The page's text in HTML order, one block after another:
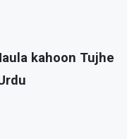
kahoon Tujhe